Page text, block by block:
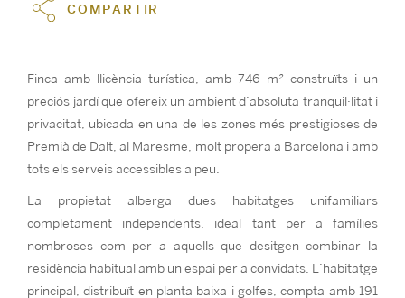
COMPARTIR
Finca amb llicència turística, amb 746 m² construïts i un
preciós jardí que ofereix un ambient d’absoluta tranquil·litat i
privacitat, ubicada en una de les zones més prestigioses de
Premià de Dalt, al Maresme, molt propera a Barcelona i amb
tots els serveis accessibles a peu.
La propietat alberga dues habitatges unifamiliars
completament independents, ideal tant per a famílies
nombroses com per a aquells que desitgen combinar la
residència habitual amb un espai per a convidats. L’habitatge
principal, distribuït en planta baixa i golfes, compta amb 191